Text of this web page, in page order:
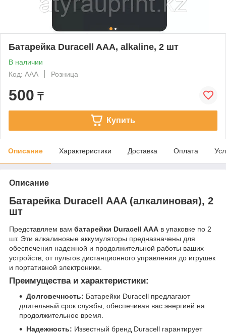
Батарейка Duracell AAA, alkaline, 2 шт
В наличии
Код: AAA
Розница
500 ₸
Купить
Описание Характеристики Доставка Оплата
Описание
Батарейка Duracell AAA (алкалиновая), 2
шт
Представляем вам батарейки Duracell AAA в упаковке по 2
шт. Эти алкалиновые аккумуляторы предназначены для
обеспечения надежной и продолжительной работы ваших
устройств, от пультов дистанционного управления до игрушек
и портативной электроники.
Преимущества и характеристики:
Долговечность: Батарейки Duracell предлагают
длительный срок службы, обеспечивая вас энергией на
продолжительное время.
Надежность: Известный бренд Duracell гарантирует